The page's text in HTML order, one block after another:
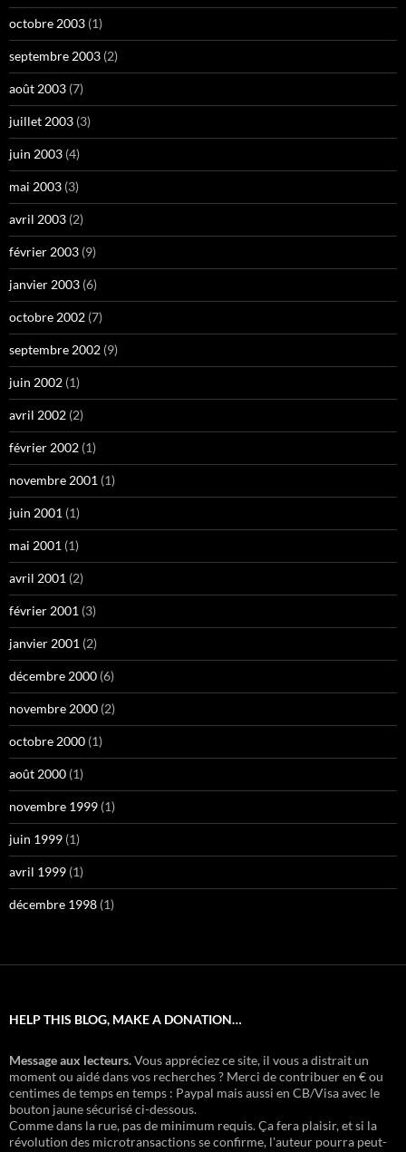
octobre 2003 (1)
septembre 2003 (2)
août 2003 (7)
juillet 2003 (3)
juin 2003 (4)
mai 2003 (3)
avril 2003 (2)
février 2003 (9)
janvier 2003 (6)
octobre 2002 (7)
septembre 2002 (9)
juin 2002 (1)
avril 2002 (2)
février 2002 (1)
novembre 2001 (1)
juin 2001 (1)
mai 2001 (1)
avril 2001 (2)
février 2001 (3)
janvier 2001 (2)
décembre 2000 (6)
novembre 2000 (2)
octobre 2000 (1)
août 2000 (1)
novembre 1999 (1)
juin 1999 (1)
avril 1999 (1)
décembre 1998 (1)
HELP THIS BLOG, MAKE A DONATION…
Message aux lecteurs.Vous appréciez ce site, il vous a distrait un
moment ou aidé dans vos recherches ? Merci de contribuer en € ou
centimes de temps en temps : Paypal mais aussi en CB/Visa avec le
bouton jaune sécurisé ci-dessous.
Comme dans la rue, pas de minimum requis. Ça fera plaisir, et si la
révolution des microtransactions se confirme, l'auteur pourra peut-